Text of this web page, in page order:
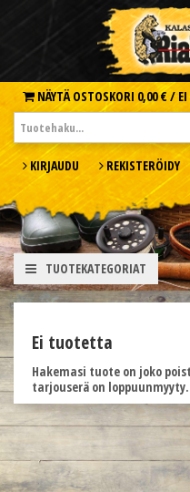
NÄYTÄ OSTOSKORI 0,00 € /
KIRJAUDU REKISTERÖIDY
TUOTEKATEGORIAT
Ei tuotetta
Hakemasi tuote on joko
tarjouserä on loppuunmyyty.